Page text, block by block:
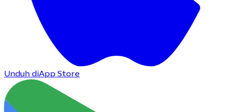
Unduh diApp Store